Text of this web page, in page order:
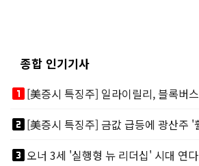
종합 인기기사
looks_one
looks_two
looks_3오너 3세 '실행형 뉴 리더십' 시대 연다